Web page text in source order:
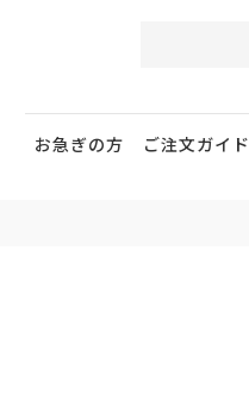
ご注文ガイド
お急ぎの方